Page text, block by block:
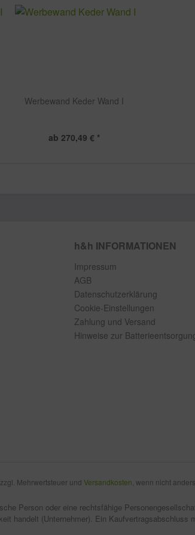
Werbewand Keder Wand I
ab 270,49 € *
h&h INFORMATIONEN
Impressum
AGB
Datenschutzerklärung
Cookie-Einstellungen
Zahlung und Versand
Hinweise zur
Mehrwertsteuer und Versandkosten , wenn nicht
Person oder eine rechtsfähige
handelt (Unternehmer). Ein Kaufvertragsabschluss